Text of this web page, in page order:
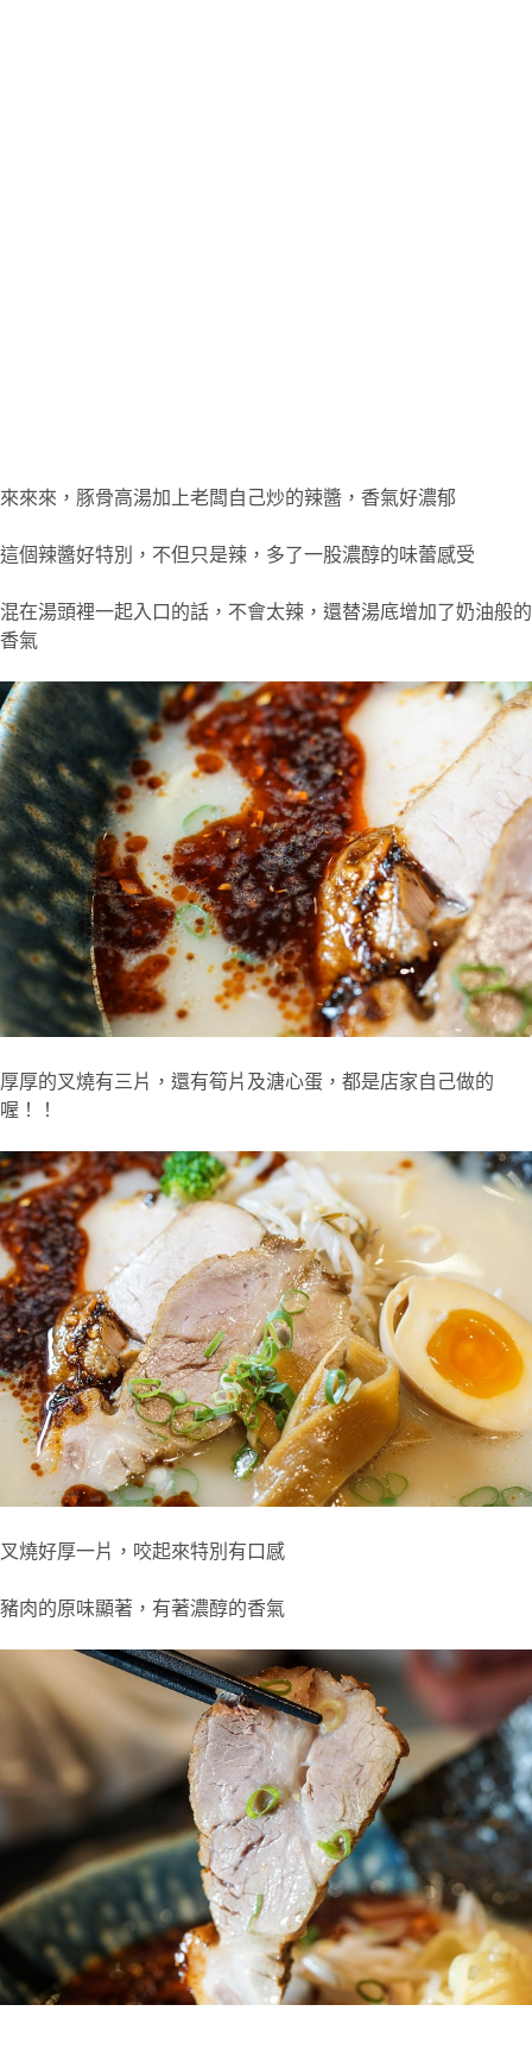
來來來，豚骨高湯加上老闆自己炒的辣醬，香氣好濃郁
這個辣醬好特別，不但只是辣，多了一股濃醇的味蕾感受
混在湯頭裡一起入口的話，不會太辣，還替湯底增加了奶油般的
香氣
厚厚的叉燒有三片，還有筍片及溏心蛋，都是店家自己做的
喔！！
叉燒好厚一片，咬起來特別有口感
豬肉的原味顯著，有著濃醇的香氣